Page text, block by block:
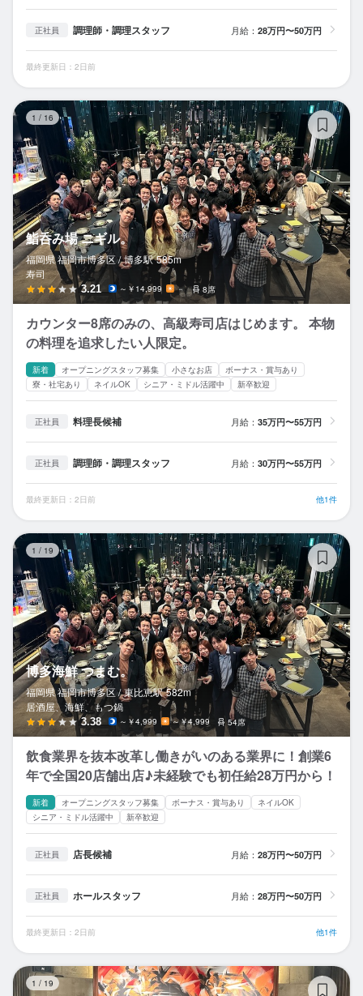
正社員 調理師・調理スタッフ 月給： 28万円〜50万円
最終更新日：2日前
1 / 16
鮨呑み場 ニギル。
福岡県 福岡市博多区 / 博多駅 585m
寿司
3.21 ～￥14,999 － 8席
カウンター8席のみの、高級寿司店はじめます。 本物
の料理を追求したい人限定。
新着 オープニングスタッフ募集 小さなお店
ボーナス・賞与あり
寮・社宅あり
ネイルOK シニア・ミドル活躍中 新卒歓迎
正社員 料理長候補 月給： 35万円〜55万円
正社員 調理師・調理スタッフ 月給： 30万円〜55万円
最終更新日：2日前 他1件
1 / 19
博多海鮮 つまむ。
福岡県 福岡市博多区 / 東比恵駅 582m
居酒屋、海鮮、もつ鍋
3.38 ～￥4,999 ～￥4,999 54席
飲食業界を抜本改革し働きがいのある業界に！創業6
年で全国20店舗出店♪未経験でも初任給28万円から！
新着 オープニングスタッフ募集 ボーナス・賞与あり
ネイルOK
シニア・ミドル活躍中
新卒歓迎
正社員 店長候補 月給： 28万円〜50万円
正社員 ホールスタッフ 月給： 28万円〜50万円
最終更新日：2日前 他1件
1 / 19